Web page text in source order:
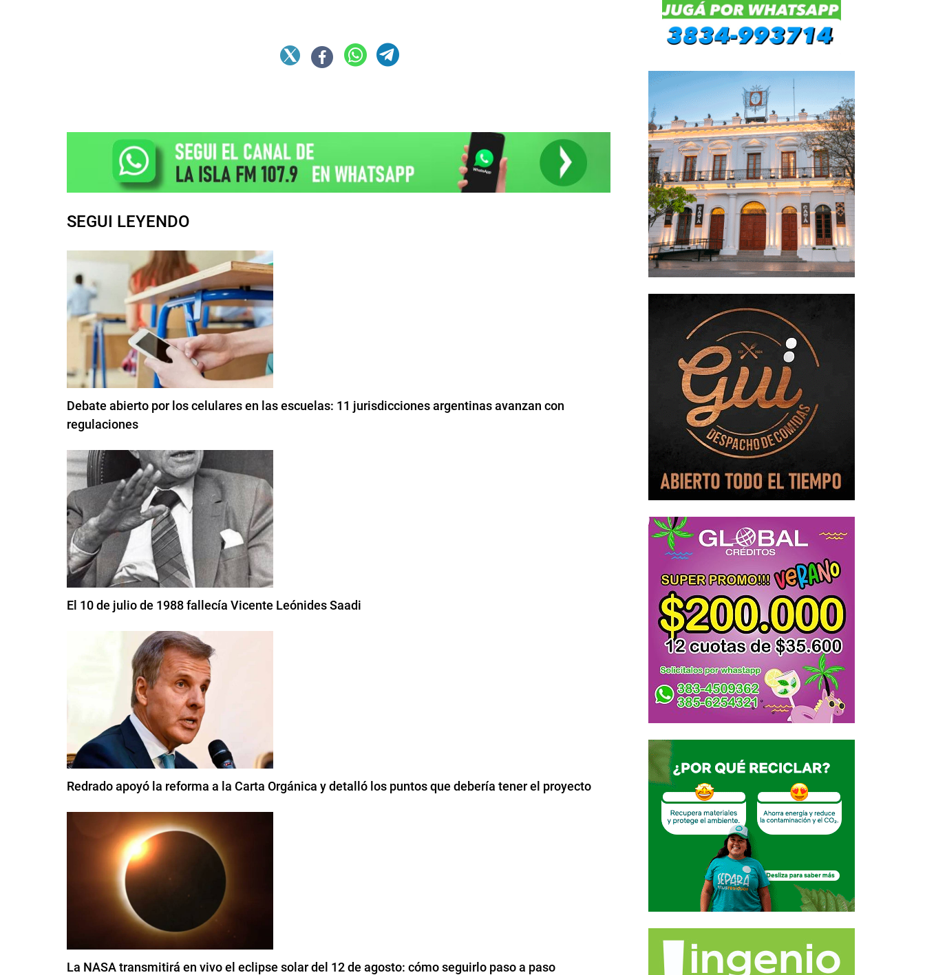
SEGUI LEYENDO
Debate abierto por los celulares en las escuelas: 11 jurisdicciones argentinas avanzan con
regulaciones
El 10 de julio de 1988 fallecía Vicente Leónides Saadi
Redrado apoyó la reforma a la Carta Orgánica y detalló los puntos que debería tener el proyecto
La NASA transmitirá en vivo el eclipse solar del 12 de agosto: cómo seguirlo paso a paso